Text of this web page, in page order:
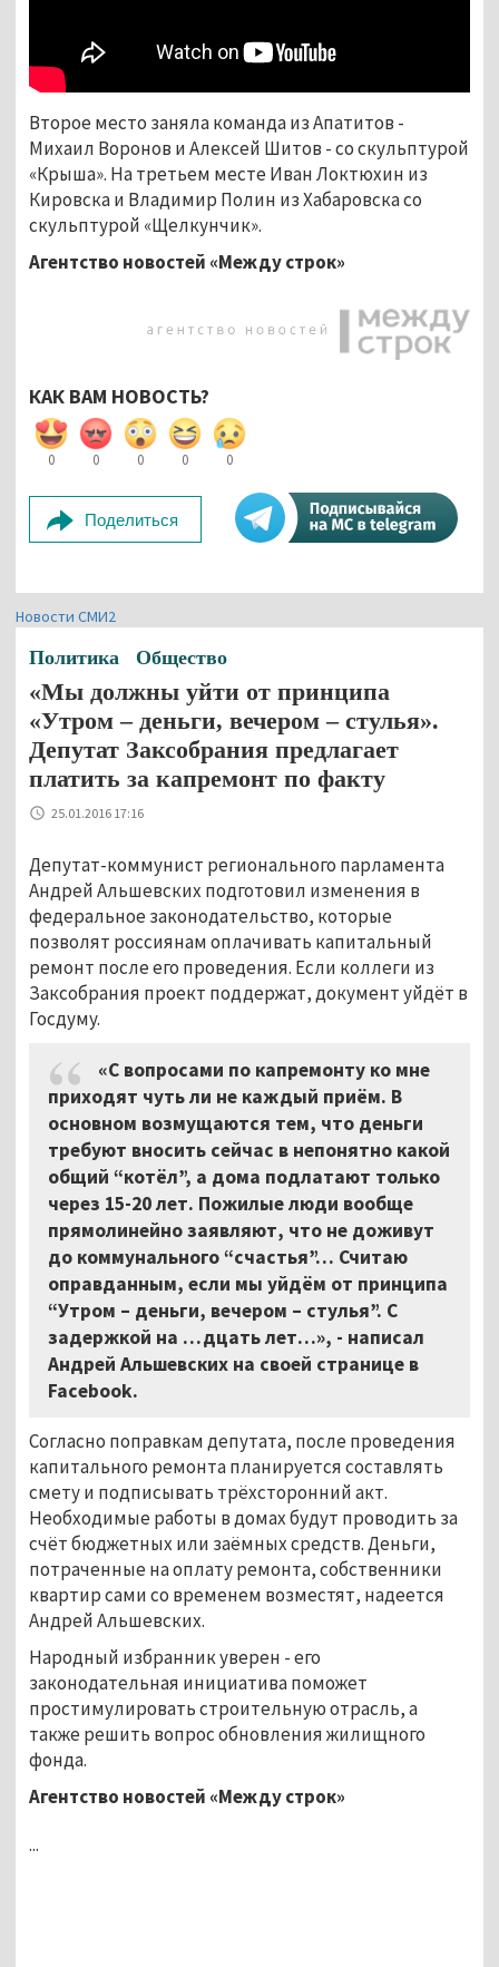
Второе место заняла команда из Апатитов -
Михаил Воронов и Алексей Шитов - со скульптурой
«Крыша». На третьем месте Иван Локтюхин из
Кировска и Владимир Полин из Хабаровска со
скульптурой «Щелкунчик».
Агентство новостей «Между строк»
КАК ВАМ НОВОСТЬ?
0 0 0 0 0
Поделиться
Новости СМИ2
Политика Общество
«Мы должны уйти от принципа
«Утром – деньги, вечером – стулья».
Депутат Заксобрания предлагает
платить за капремонт по факту
25.01.2016 17:16
Депутат-коммунист регионального парламента
Андрей Альшевских подготовил изменения в
федеральное законодательство, которые
позволят россиянам оплачивать капитальный
ремонт после его проведения. Если коллеги из
Заксобрания проект поддержат, документ уйдёт в
Госдуму.
«С вопросами по капремонту ко мне
приходят чуть ли не каждый приём. В
основном возмущаются тем, что деньги
требуют вносить сейчас в непонятно какой
общий “котёл”, а дома подлатают только
через 15-20 лет. Пожилые люди вообще
прямолинейно заявляют, что не доживут
до коммунального “счастья”… Считаю
оправданным, если мы уйдём от принципа
“Утром – деньги, вечером – стулья”. С
задержкой на …дцать лет…», - написал
Андрей Альшевских на своей странице в
Facebook.
Согласно поправкам депутата, после проведения
капитального ремонта планируется составлять
смету и подписывать трёхсторонний акт.
Необходимые работы в домах будут проводить за
счёт бюджетных или заёмных средств. Деньги,
потраченные на оплату ремонта, собственники
квартир сами со временем возместят, надеется
Андрей Альшевских.
Народный избранник уверен - его
законодательная инициатива поможет
простимулировать строительную отрасль, а
также решить вопрос обновления жилищного
фонда.
Агентство новостей «Между строк»
...